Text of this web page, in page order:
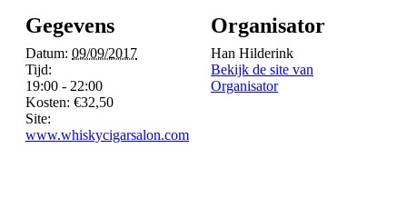
Gegevens
Datum: 09/09/2017
Tijd:
19:00 - 22:00
Kosten: €32,50
Site:
www.whiskycigarsalon.com
Organisator
Han Hilderink
Bekijk de site van
Organisator